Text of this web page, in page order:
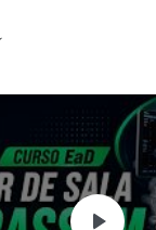
hrs ás 17h00
hrs ás
ás 14:00 hrs